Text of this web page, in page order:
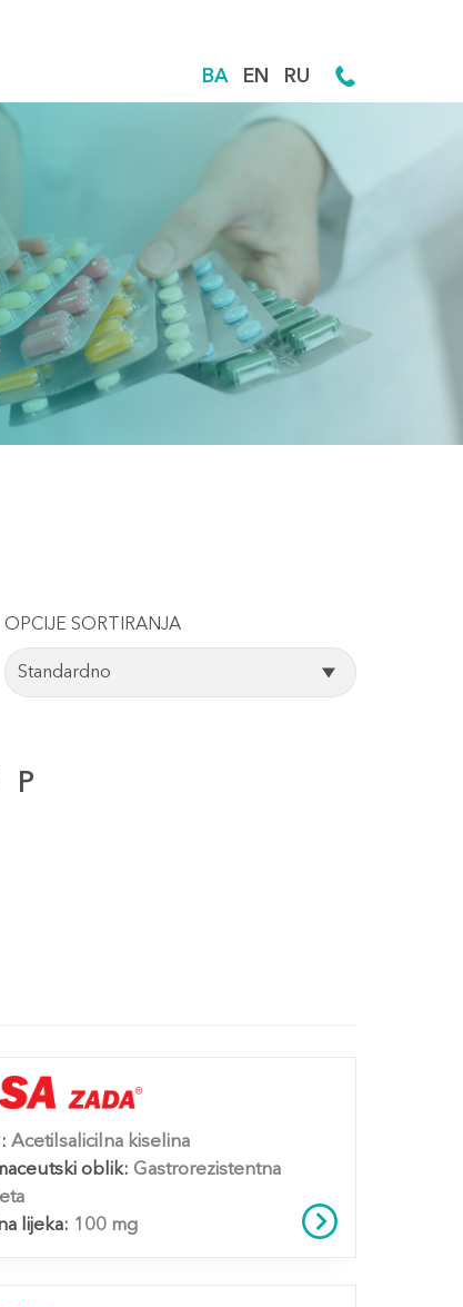
BA EN RU
OPCIJE SORTIRANJA
Standardno
P
Acetilsalicilna kiselina
oblik: Gastrorezistentna
lijeka: 100 mg